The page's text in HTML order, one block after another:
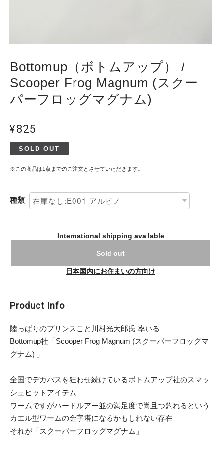
Bottomup（ボトムアップ） /
Scooper Frog Magnum (スクー
パーフロッグマグナム)
¥825
SOLD OUT
※この商品は1点までのご注文とさせていただきます。
種類
International shipping available
Sold out
日本国内にお住まいの方向け
Product Info
陸っぱりのプリンスこと川村光大郎氏 率いる
Bottomup社「Scooper Frog Magnum (スクーパーフロッグマ
グナム) 」
全国でデカバスを狂わせ続けているボトムアップ社のスマッ
シュヒットアイテム
ワームですがハードルアー並の満足度で尚且つ釣れるという
カエル型ワームの金字塔になるかもしれない存在
それが「スクーパーフロッグマグナム」